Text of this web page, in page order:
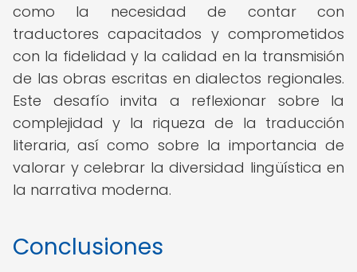
como la necesidad de contar con
traductores capacitados y comprometidos
con la fidelidad y la calidad en la transmisión
de las obras escritas en dialectos regionales.
Este desafío invita a reflexionar sobre la
complejidad y la riqueza de la traducción
literaria, así como sobre la importancia de
valorar y celebrar la diversidad lingüística en
la narrativa moderna.
Conclusiones